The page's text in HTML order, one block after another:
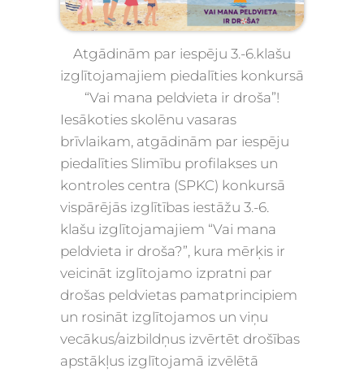
Atgādinām par iespēju 3.-6.klašu
izglītojamajiem piedalīties konkursā
“Vai mana peldvieta ir droša”!
Iesākoties skolēnu vasaras
brīvlaikam, atgādinām par iespēju
piedalīties Slimību profilakses un
kontroles centra (SPKC) konkursā
vispārējās izglītības iestāžu 3.-6.
klašu izglītojamajiem “Vai mana
peldvieta ir droša?”, kura mērķis ir
veicināt izglītojamo izpratni par
drošas peldvietas pamatprincipiem
un rosināt izglītojamos un viņu
vecākus/aizbildņus izvērtēt drošības
apstākļus izglītojamā izvēlētā